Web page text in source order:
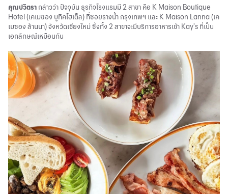
คุณปวิตรา กล่าวว่า ปัจจุบัน ธุรกิจโรงแรมมี 2 สาขา คือ K Maison Boutique
Hotel (เคเมซอง บูทิคโฮเต็ล) ที่ซอยรางน้ำ กรุงเทพฯ และ K Maison Lanna (เค
เมซอง ล้านนา) จังหวัดเชียงใหม่ ซึ่งทั้ง 2 สาขาจะมีบริการอาหารเช้า Kay’s ที่เป็น
เอกลักษณ์เหมือนกัน